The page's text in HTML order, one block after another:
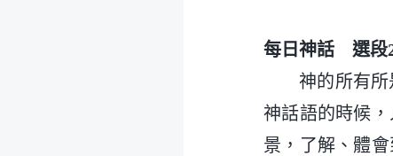
每日神話 選段
神的所有
神話語的時候
景，了解、體